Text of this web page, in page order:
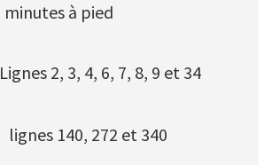
minutes à pied
Lignes 2, 3, 4, 6, 7, 8, 9 et 34
lignes 140, 272 et 340